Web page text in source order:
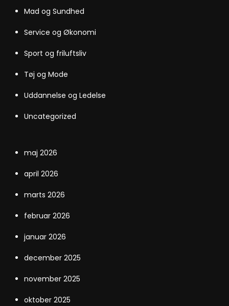
Mad og Sundhed
Service og Økonomi
Sport og friluftsliv
Tøj og Mode
Uddannelse og Ledelse
Uncategorized
maj 2026
april 2026
marts 2026
februar 2026
januar 2026
december 2025
november 2025
oktober 2025